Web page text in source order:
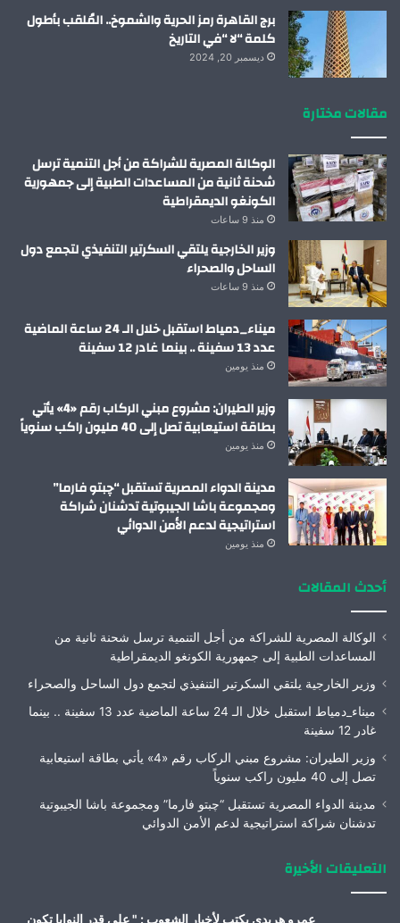
برج القاهرة رمز الحرية والشموخ.. المُلقب بأطول
كلمة “لا “في التاريخ
ديسمبر 20, 2024
مقالات مختارة
الوكالة المصرية للشراكة من أجل التنمية ترسل
شحنة ثانية من المساعدات الطبية إلى جمهورية
الكونغو الديمقراطية
منذ 9 ساعات
وزير الخارجية يلتقي السكرتير التنفيذي لتجمع دول
الساحل والصحراء
منذ 9 ساعات
ميناء_دمياط استقبل خلال الـ 24 ساعة الماضية
عدد 13 سفينة .. بينما غادر 12 سفينة
منذ يومين
وزير الطيران: مشروع مبني الركاب رقم «4» يأتي
بطاقة استيعابية تصل إلى 40 مليون راكب سنوياً
منذ يومين
مدينة الدواء المصرية تستقبل “چبتو فارما”
ومجموعة باشا الجيبوتية تدشنان شراكة
استراتيجية لدعم الأمن الدوائي
منذ يومين
أحدث المقالات
الوكالة المصرية للشراكة من أجل التنمية ترسل شحنة ثانية من
المساعدات الطبية إلى جمهورية الكونغو الديمقراطية
وزير الخارجية يلتقي السكرتير التنفيذي لتجمع دول الساحل والصحراء
ميناء_دمياط استقبل خلال الـ 24 ساعة الماضية عدد 13 سفينة .. بينما
غادر 12 سفينة
وزير الطيران: مشروع مبني الركاب رقم «4» يأتي بطاقة استيعابية
تصل إلى 40 مليون راكب سنوياً
مدينة الدواء المصرية تستقبل “چبتو فارما” ومجموعة باشا الجيبوتية
تدشنان شراكة استراتيجية لدعم الأمن الدوائي
التعليقات الأخيرة
عمرو هريدى يكتب لأخبار الشعوب : " على قدر النوايا تكون